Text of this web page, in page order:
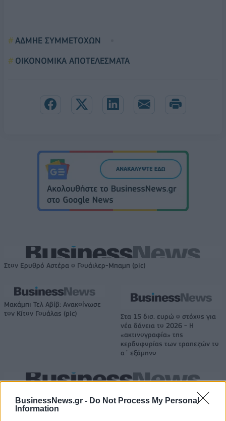
BusinessNews.gr - Do Not Process My Personal
Information
ΑΔΜΗΕ ΣΥΜΜΕΤΟΧΩΝ
ΟΙΚΟΝΟΜΙΚΑ ΑΠΟΤΕΛΕΣΜΑΤΑ
Στον Ερυθρό Αστέρα ο Γουάιλερ-Μπαμπ (pic)
Μακάμπι Τελ Αβίβ: Ανακοίνωσε
τον Κίτον Γουάλας (pic)
Στα 15 δισ. ευρώ ο στόχος για
νέα δάνεια το 2026 - Η
«ακτινογραφία» της
κερδοφορίας των τραπεζών το
α΄ εξάμηνο
Όμιλος ΔΕΗ: Νέα συμφωνία για χαρτοφυλάκιο έργων ΑΠΕ άνω των 2
GW σε Πολωνία και Ουγγαρία